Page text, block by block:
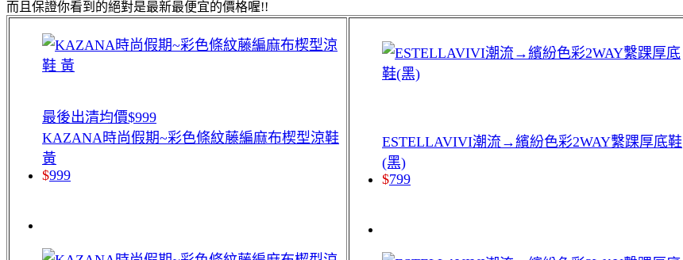
而且保證你看到的絕對是最新最便宜的價格喔!!
最後出清均價$999
KAZANA時尚假期~彩色條紋藤編麻布楔型涼鞋
黃
$999
ESTELLAVIVI潮流→繽紛色彩2WAY繫踝厚底鞋
(黑)
$799